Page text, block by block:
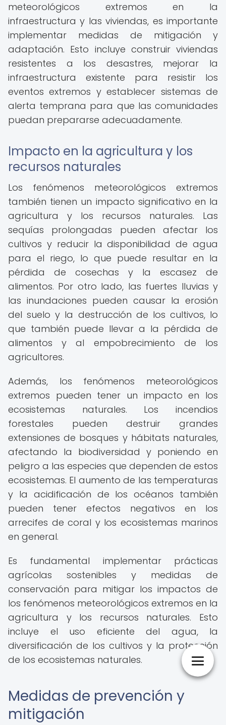
meteorológicos extremos en la
infraestructura y las viviendas, es importante
implementar medidas de mitigación y
adaptación. Esto incluye construir viviendas
resistentes a los desastres, mejorar la
infraestructura existente para resistir los
eventos extremos y establecer sistemas de
alerta temprana para que las comunidades
puedan prepararse adecuadamente.
Impacto en la agricultura y los
recursos naturales
Los fenómenos meteorológicos extremos
también tienen un impacto significativo en la
agricultura y los recursos naturales. Las
sequías prolongadas pueden afectar los
cultivos y reducir la disponibilidad de agua
para el riego, lo que puede resultar en la
pérdida de cosechas y la escasez de
alimentos. Por otro lado, las fuertes lluvias y
las inundaciones pueden causar la erosión
del suelo y la destrucción de los cultivos, lo
que también puede llevar a la pérdida de
alimentos y al empobrecimiento de los
agricultores.
Además, los fenómenos meteorológicos
extremos pueden tener un impacto en los
ecosistemas naturales. Los incendios
forestales pueden destruir grandes
extensiones de bosques y hábitats naturales,
afectando la biodiversidad y poniendo en
peligro a las especies que dependen de estos
ecosistemas. El aumento de las temperaturas
y la acidificación de los océanos también
pueden tener efectos negativos en los
arrecifes de coral y los ecosistemas marinos
en general.
Es fundamental implementar prácticas
agrícolas sostenibles y medidas de
conservación para mitigar los impactos de
los fenómenos meteorológicos extremos en la
agricultura y los recursos naturales. Esto
incluye el uso eficiente del agua, la
diversificación de los cultivos y la protección
de los ecosistemas naturales.
Medidas de prevención y
mitigación